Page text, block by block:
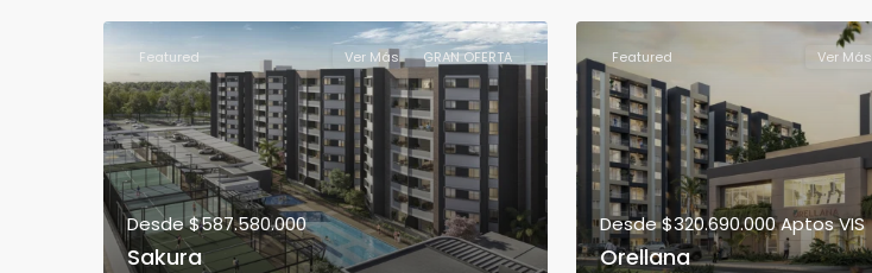
Featured Ver Más GRAN OFERTA
Desde$587.580.000
Sakura
Featured Ver Más
Desde$320.690.000Aptos VIS
Orellana